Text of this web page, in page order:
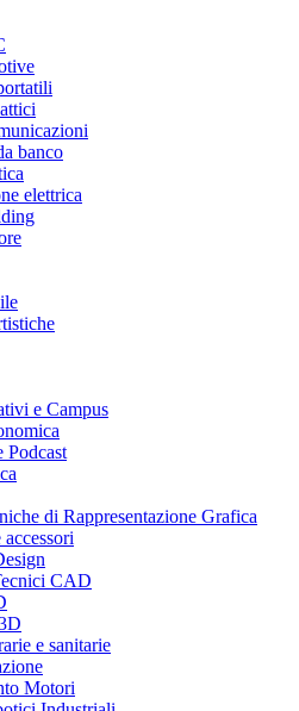
banco
elettrica
e Campus
Podcast
di Rappresentazione Grafica
CAD
e sanitarie
Motori